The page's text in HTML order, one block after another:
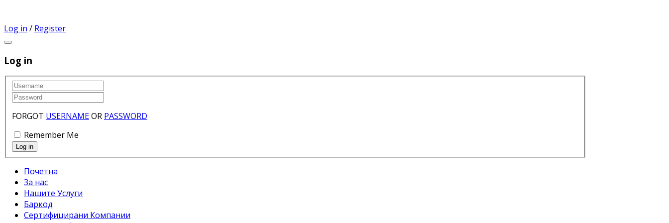
Log in / Register
Log in
FORGOT USERNAMEOR PASSWORD
Remember Me
Почетна
За нас
Нашите Услуги
Баркод
Сертифицирани Компании